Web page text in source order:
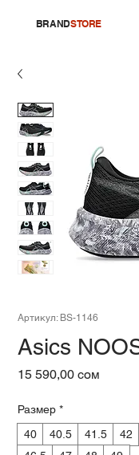
BRANDSTORE
Артикул: BS-1146
Asics
15 590,00 сом
Размер *
40
40.5 41.5 42